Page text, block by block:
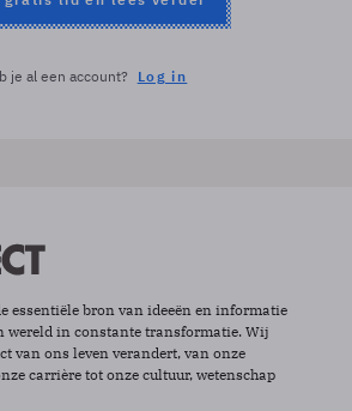
je al een account? Log in
essentiële bron van ideeën en informatie
wereld in constante transformatie. Wij
van ons leven verandert, van onze
carrière tot onze cultuur, wetenschap